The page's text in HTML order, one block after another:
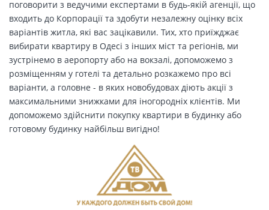
поговорити з ведучими експертами в будь-якій агенції, що
входить до Корпорації та здобути незалежну оцінку всіх
варіантів житла, які вас зацікавили. Тих, хто приїжджає
вибирати квартиру в Одесі з інших міст та регіонів, ми
зустрінемо в аеропорту або на вокзалі, допоможемо з
розміщенням у готелі та детально розкажемо про всі
варіанти, а головне - в яких новобудовах діють акції з
максимальними знижками для іногородніх клієнтів. Ми
допоможемо здійснити покупку квартири в будинку або
готовому будинку найбільш вигідно!